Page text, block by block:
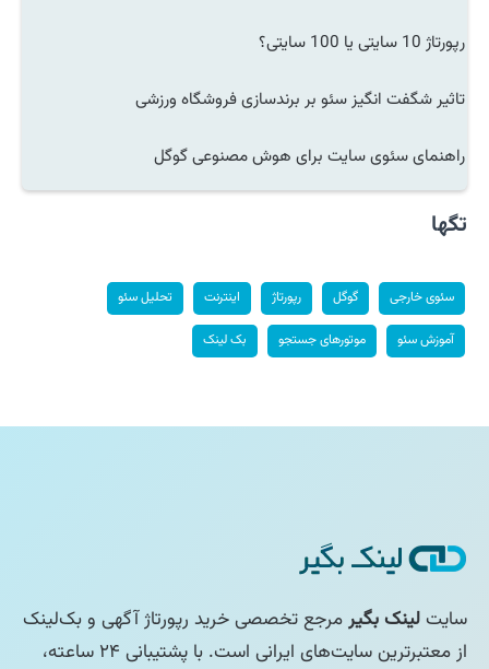
رپورتاژ 10 سایتی یا 100 سایتی؟
تاثیر شگفت انگیز سئو بر برندسازی فروشگاه ورزشی
راهنمای سئوی سایت برای هوش مصنوعی گوگل
تگها
سئوی خارجی گوگل رپورتاژ اینترنت تحلیل سئو
آموزش سئو موتورهای جستجو بک لینک
سایتلینک بگیرمرجع تخصصی خرید رپورتاژ آگهی و بک‌لینک
از معتبرترین سایت‌های ایرانی است. با پشتیبانی ۲۴ ساعته،